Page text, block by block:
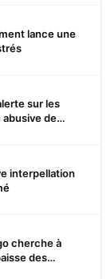
lance une
sur les
abusive de
interpellation
cherche à
des